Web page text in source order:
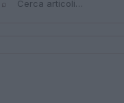
⌕Cerca